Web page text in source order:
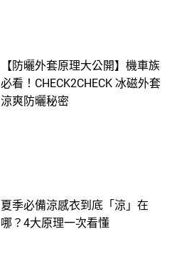
【防曬外套原理大公開】機車族
必看！CHECK2CHECK 冰磁外套
涼爽防曬秘密
夏季必備涼感衣到底「涼」在
哪？4大原理一次看懂